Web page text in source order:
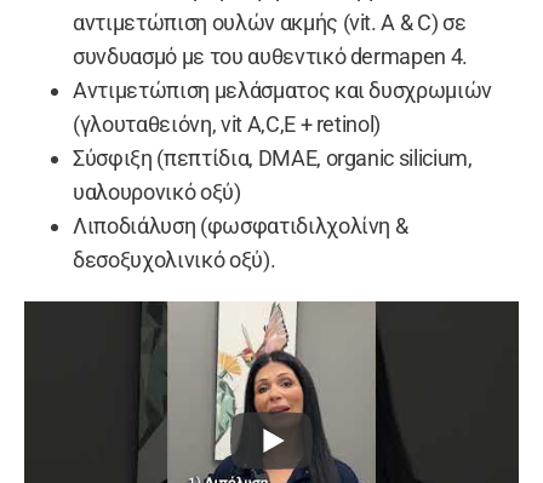
αντιμετώπιση ουλών ακμής (vit. A & C) σε
συνδυασμό με του αυθεντικό dermapen 4.
Αντιμετώπιση μελάσματος και δυσχρωμιών
(γλουταθειόνη, vit A,C,E + retinol)
Σύσφιξη (πεπτίδια, DMAE, organic silicium,
υαλουρονικό οξύ)
Λιποδιάλυση (φωσφατιδιλχολίνη &
δεσοξυχολινικό οξύ).